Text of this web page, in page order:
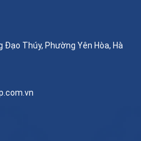
Đạo Thúy, Phường Yên Hòa, Hà